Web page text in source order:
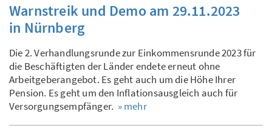
Warnstreik und Demo am 29.11.2023
in Nürnberg
Die 2. Verhandlungsrunde zur Einkommensrunde 2023 für
die Beschäftigten der Länder endete erneut ohne
Arbeitgeberangebot. Es geht auch um die Höhe Ihrer
Pension. Es geht um den Inflationsausgleich auch für
Versorgungsempfänger. » mehr